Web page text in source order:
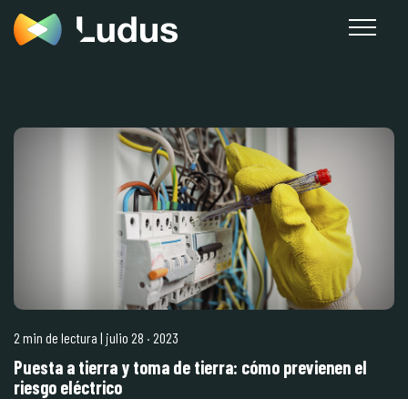
2 min de lectura | julio 28 · 2023
Puesta a tierra y toma de tierra: cómo previenen el
riesgo eléctrico